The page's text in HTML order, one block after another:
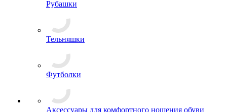
Рубашки
Тельняшки
Футболки
Аксессуары для комфортного ношения обуви